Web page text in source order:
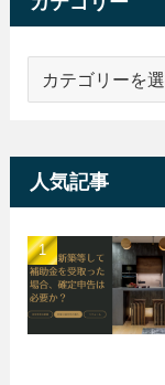
ー
人気記事